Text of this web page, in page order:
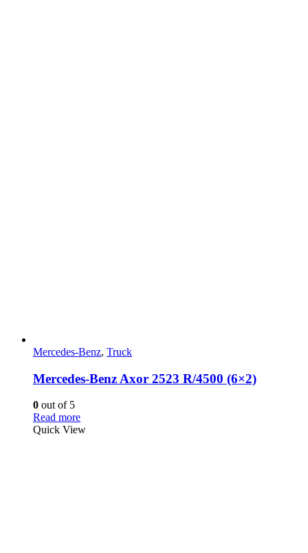
Mercedes-Benz, Truck
Mercedes-Benz Axor 2523 R/4500 (6×2)
0 out of 5
Read more
Quick View